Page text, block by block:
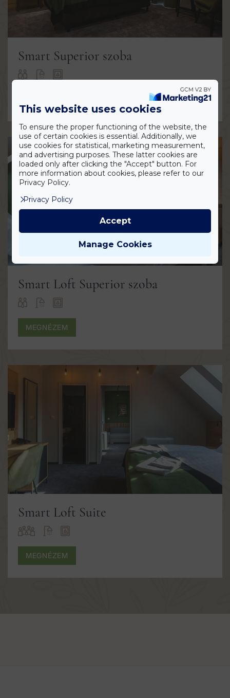
Smart Superior szoba
Smart Loft Superior szoba
MEGNÉZEM
Smart Loft Suite
MEGNÉZEM
This website uses cookies
To ensure the proper functioning of the website, the
use of certain cookies is essential. Additionally, we
use cookies for statistical, marketing measurement,
and advertising purposes. These latter cookies are
loaded only after clicking the "Accept" button. For
more information about cookies, please refer to our
Privacy Policy.
Privacy Policy
Manage Cookies
Accept